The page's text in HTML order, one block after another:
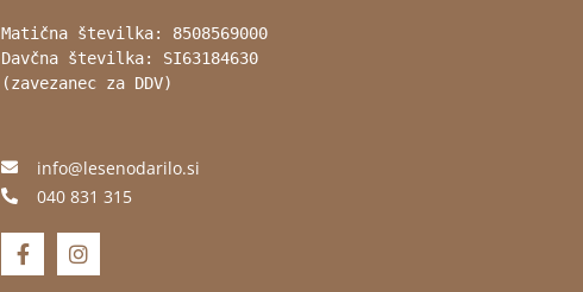
Matična številka: 8508569000
Davčna številka: SI63184630
(zavezanec za DDV)
info@lesenodarilo.si
040 831 315